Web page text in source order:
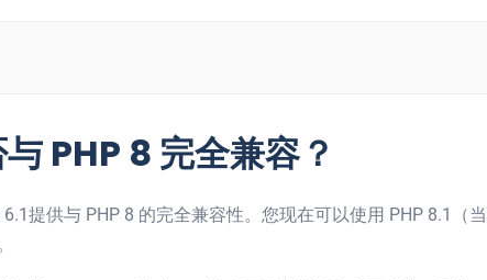
PHP 8 完全兼容？
提供与 PHP 8 的完全兼容性。您现在可以使用 PHP 8.1（